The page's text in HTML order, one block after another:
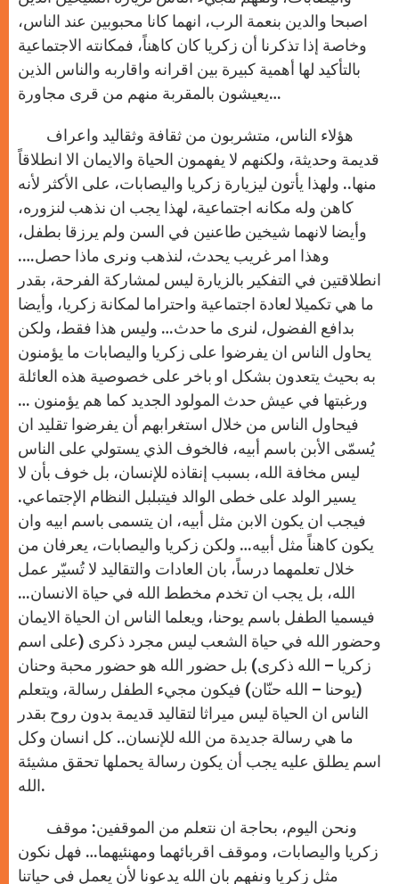
اصبحا والدين بنعمة الرب، انهما كانا محبوبين عند الناس،
وخاصة إذا تذكرنا أن زكريا كان كاهناً، فمكانته الاجتماعية
بالتأكيد لها أهمية كبيرة بين اقرانه واقاربه والناس الذين
يعيشون بالمقربة منهم من قرى مجاورة…
قديمة وحديثة، ولكنهم لا يفهمون الحياة والايمان الا انطلاقاً
منها.. ولهذا يأتون ليزيارة زكريا واليصابات، على الأكثر لأنه
كاهن وله مكانه اجتماعية، لهذا يجب ان نذهب لنزوره،
وأيضا لانهما شيخين طاعنين في السن ولم يرزقا بطفل،
وهذا امر غريب يحدث، لنذهب ونرى ماذا حصل….
انطلاقتين في التفكير بالزيارة ليس لمشاركة الفرحة، بقدر
ما هي تكميلا لعادة اجتماعية واحتراما لمكانة زكريا، وأيضا
بدافع الفضول، لنرى ما حدث… وليس هذا فقط، ولكن
يحاول الناس ان يفرضوا على زكريا واليصابات ما يؤمنون
به بحيث يتعدون بشكل او باخر على خصوصية هذه العائلة
ورغبتها في عيش حدث المولود الجديد كما هم يؤمنون …
فيحاول الناس من خلال استغرابهم أن يفرضوا تقليد ان
يُسمّى الأبن باسم أبيه، فالخوف الذي يستولي على الناس
ليس مخافة الله، بسبب إنقاذه للإنسان، بل خوف بأن لا
يسير الولد على خطى الوالد فيتبلبل النظام الإجتماعي.
فيجب ان يكون الابن مثل أبيه، ان يتسمى باسم ابيه وان
يكون كاهناً مثل أبيه… ولكن زكريا واليصابات، يعرفان من
خلال تعلمهما درساً، بان العادات والتقاليد لا تُسيّر عمل
الله، بل يجب ان تخدم مخطط الله في حياة الانسان…
فيسميا الطفل باسم يوحنا، ويعلما الناس ان الحياة الايمان
وحضور الله في حياة الشعب ليس مجرد ذكرى (على اسم
زكريا – الله ذكرى) بل حضور الله هو حضور محبة وحنان
(يوحنا – الله حنّان) فيكون مجيء الطفل رسالة، ويتعلم
الناس ان الحياة ليس ميراثا لتقاليد قديمة بدون روح بقدر
ما هي رسالة جديدة من الله للإنسان.. كل انسان وكل
اسم يطلق عليه يجب أن يكون رسالة يحملها تحقق مشيئة
الله.
زكريا واليصابات، وموقف اقربائهما ومهنئيهما… فهل نكون
مثل زكريا ونفهم بان الله يدعونا لأن يعمل في حياتنا